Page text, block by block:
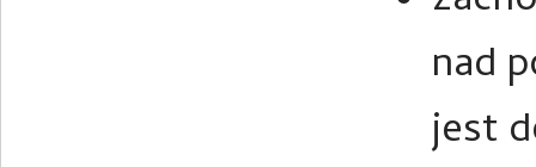
nad
jest